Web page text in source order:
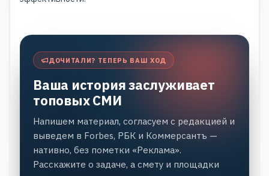
ДОЧИТАЛИ? ТЕПЕРЬ ВАШ ХОД
Ваша история заслуживает
топовых СМИ
Напишем материал, согласуем с редакцией и
выведем в Forbes, РБК и Коммерсантъ —
нативно, без пометки «Реклама».
Расскажите о задаче, а смету и площадки